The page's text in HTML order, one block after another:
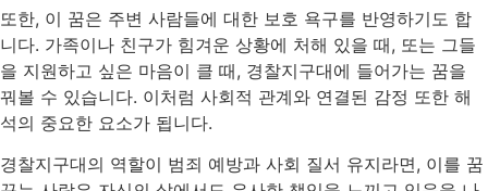
또한, 이 꿈은 주변 사람들에 대한 보호 욕구를 반영하기도 합
니다. 가족이나 친구가 힘겨운 상황에 처해 있을 때, 또는 그들
을 지원하고 싶은 마음이 클 때, 경찰지구대에 들어가는 꿈을
꿔볼 수 있습니다. 이처럼 사회적 관계와 연결된 감정 또한 해
석의 중요한 요소가 됩니다.
경찰지구대의 역할이 범죄 예방과 사회 질서 유지라면, 이를 꿈